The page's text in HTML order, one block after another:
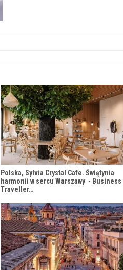
Polska, Sylvia Crystal Cafe. Świątynia
harmonii w sercu Warszawy - Business
Traveller…